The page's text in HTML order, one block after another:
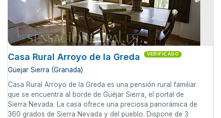
Casa Rural Arroyo de la Greda VERIFICADO
Güejar Sierra (Granada)
Casa Rural Arroyo de la Greda es una pensión rural familiar
que se encuentra al borde de Güéjar Sierra, el portal de
Sierra Nevada. La casa ofrece una preciosa panorámica de
360 grados de Sierra Nevada y del pueblo. Dispone de 3